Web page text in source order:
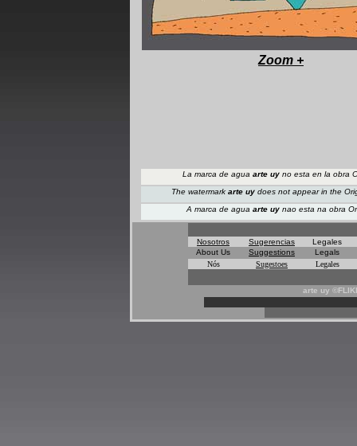
Zoom +
La marca de agua arte uyno esta en la obra
The watermark arte uydoes not appearin the
A marca de agua arte uynao esta na obra
Nosotros Sugerencias
Legales
About Us
Suggestions
Legals
Nós
Sugestoes Legales
arte uy